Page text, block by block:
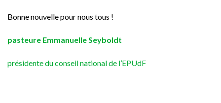
Bonne nouvelle pour nous tous !
pasteure Emmanuelle Seyboldt
présidente du conseil national de l’EPUdF